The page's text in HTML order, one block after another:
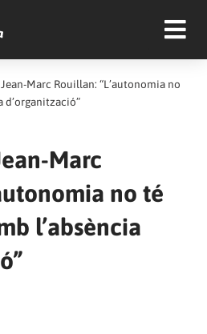
Marc Rouillan: “L’autonomia no
d’organització”
Marc
no té
l’absència